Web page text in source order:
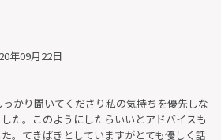
年09月22日
かり聞いてくださり私の気持ちを優先しな
た。このようにしたらいいとアドバイスも
。てきぱきとしていますがとても優しく話